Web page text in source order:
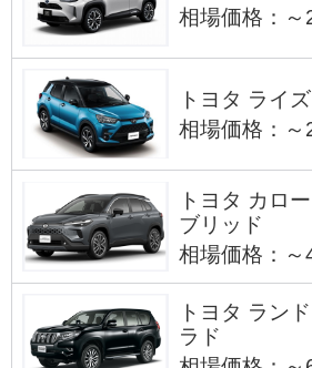
相場価格：～
トヨタ ライズ
相場価格：～
トヨタ カロ
ブリッド
相場価格：～
トヨタ ラン
ラド